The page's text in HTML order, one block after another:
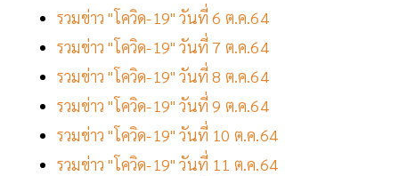
รวมข่าว "โควิด-19" วันที่ 6 ต.ค.64
รวมข่าว "โควิด-19" วันที่ 7 ต.ค.64
รวมข่าว "โควิด-19" วันที่ 8 ต.ค.64
รวมข่าว "โควิด-19" วันที่ 9 ต.ค.64
รวมข่าว "โควิด-19" วันที่ 10 ต.ค.64
รวมข่าว "โควิด-19" วันที่ 11 ต.ค.64